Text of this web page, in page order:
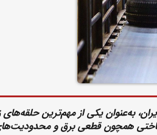
به‌‌عنوان یکی از مهم‌‌‌ترین
همچون قطعی برق و محدودیت‌‌های